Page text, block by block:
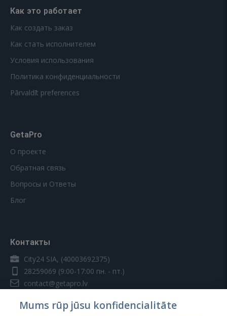
Как это работает
Как создать заказ
Как стать исполнителем
Условия использования
Политика конфиденциальности
Pārvaldīt preferences
GetaPro
О проекте
Обратная связь
Вопросы и Ответы
Блог
Контакты
City24 SIA, (40003692375)
28259069 (9:00-17:00 пн. - пт.)
contact@getapro.lv
Mums rūp jūsu konfidencialitāte